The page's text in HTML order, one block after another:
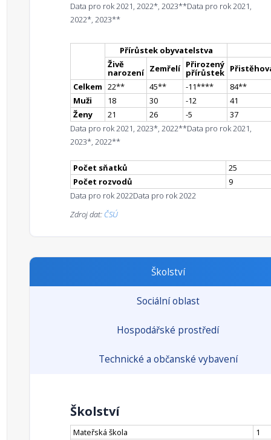
Data pro rok 2021, 2022*, 2023**Data pro rok 2021,
2022*, 2023**
Přírůstek obyvatelstva
Živě
narození Zemřelí Přirozený
přírůstek
Celkem 22** 45** -11**** 84**
Muži
18 30 -12
41
Ženy
21 26 -5
37
Data pro rok 2021, 2023*, 2022**Data pro rok 2021,
2023*, 2022**
Počet sňatků
25
Počet rozvodů
9
Data pro rok 2022Data pro rok 2022
Zdroj dat: ČSÚ
Školství
Sociální oblast
Hospodářské prostředí
Technické a občanské vybavení
Školství
Mateřská škola
1